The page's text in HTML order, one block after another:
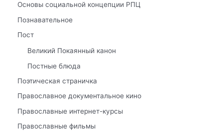
Основы социальной концепции РПЦ
Познавательное
Пост
Великий Покаянный канон
Постные блюда
Поэтическая страничка
Православное документальное кино
Православные интернет-курсы
Православные фильмы